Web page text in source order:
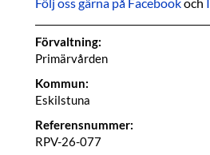
Förvaltning:
Primärvården
Kommun:
Eskilstuna
Referensnummer:
RPV-26-077